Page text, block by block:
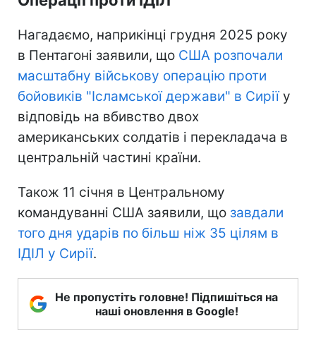
Нагадаємо, наприкінці грудня 2025 року
в Пентагоні заявили, що США розпочали
масштабну військову операцію проти
бойовиків "Ісламської держави" в Сиріїу
відповідь на вбивство двох
американських солдатів і перекладача в
центральній частині країни.
Також 11 січня в Центральному
командуванні США заявили, що завдали
того дня ударів по більш ніж 35 цілям в
ІДІЛ у Сирії.
Не пропустіть головне! Підпишіться на
наші оновлення в Google!